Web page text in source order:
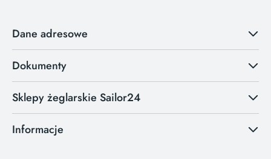
Dane adresowe
Dokumenty
Sklepy żeglarskie Sailor24
Informacje